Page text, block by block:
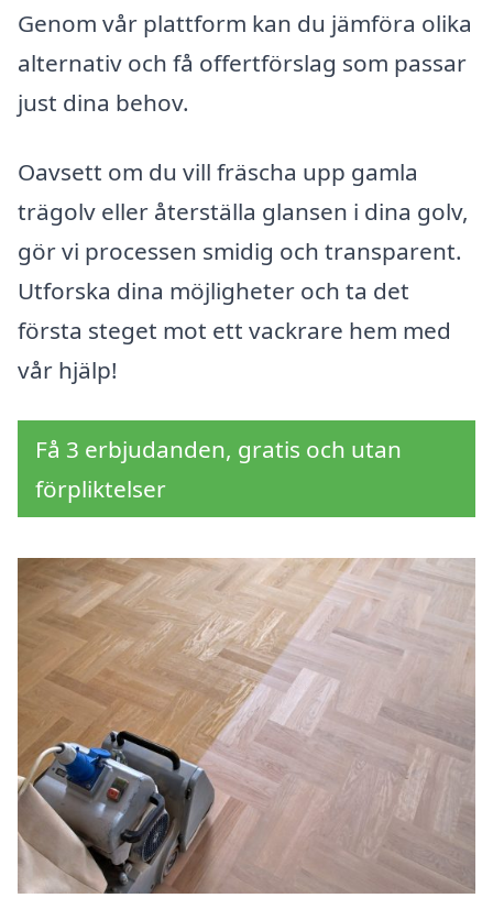
Genom vår plattform kan du jämföra olika
alternativ och få offertförslag som passar
just dina behov.
Oavsett om du vill fräscha upp gamla
trägolv eller återställa glansen i dina golv,
gör vi processen smidig och transparent.
Utforska dina möjligheter och ta det
första steget mot ett vackrare hem med
vår hjälp!
Få 3 erbjudanden, gratis och utan
förpliktelser